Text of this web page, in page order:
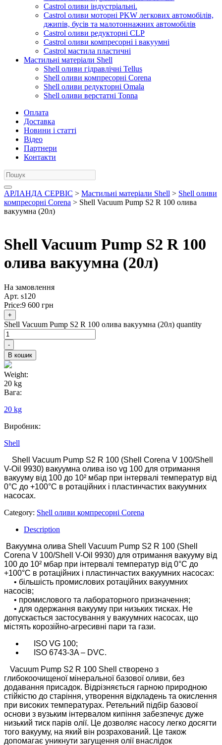
Castrol оливи індустріальні.
Castrol оливи моторні PKW легкових автомобілів,
джипів, бусів та малотоннажних автомобілів
Castrol оливи редукторні CLP
Castrol оливи компресорні і вакуумні
Castrol мастила пластичні
Мастильні матеріали Shell
Shell оливи гідравлічні Tellus
Shell оливи компресорні Corena
Shell оливи редукторні Omala
Shell оливи верстатні Tonna
Оплата
Доставка
Новини і статті
Відео
Партнери
Контакти
АРЛАНДА СЕРВІС > Мастильні матеріали Shell > Shell оливи
компресорні Corena > Shell Vacuum Pump S2 R 100 олива
вакуумна (20л)
Shell Vacuum Pump S2 R 100
олива вакуумна (20л)
На замовлення
Арт. s120
Price:9 600 грн
+
Shell Vacuum Pump S2 R 100 олива вакуумна (20л) quantity
-
В кошик
Weight:
20 kg
Вага:
20 kg
Виробник:
Shell
Shell Vacuum Pump S2 R 100 (Shell Corena V 100/Shell
V-Oil 9930) вакуумна олива iso vg 100 для отримання
вакууму від 100 до 10² мбар при інтервалі температур від
0°С до +100°С в ротаційних і пластинчастих вакуумних
насосах.
Category: Shell оливи компресорні Corena
Description
Вакуумна олива Shell Vacuum Pump S2 R 100 (Shell
Corena V 100/Shell V-Oil 9930) для отримання вакууму від
100 до 10² мбар при інтервалі температур від 0°С до
+100°С в ротаційних і пластинчастих вакуумних насосах:
• більшість промислових ротаційних вакуумних
насосів;
• промислового та лабораторного призначення;
• для одержання вакууму при низьких тисках. Не
допускається застосування у вакуумних насосах, що
містять корозійно-агресивні пари та гази.
ISO VG 100;
ISO 6743-3A – DVC.
Vacuum Pump S2 R 100 Shell створено з
глибокоочищеної мінеральної базової оливи, без
додавання присадок. Відрізняється гарною природною
стійкістю до старіння, утворення відкладень та окислення
при високих температурах. Ретельний підбір базової
основи з вузьким інтервалом кипіння забезпечує дуже
низький тиск парів олії. Це дозволяє насосу легко досягти
того вакууму, на який він розрахований. Це також
допомагає уникнути загущення олії внаслідок